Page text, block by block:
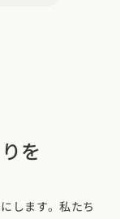
を
します。私たち